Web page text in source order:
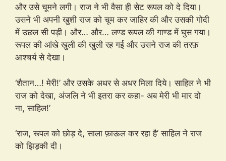
और उसे चूमने लगी। राज ने भी वैसा ही सेट रूपल को दे दिया।
उसने भी अपनी खुशी राज को चूम कर जाहिर की और उसकी गोदी
में उछल सी पड़ी। और… और… लण्ड रूपल की गाण्ड में घुस गया।
रूपल की आंखे खुली की खुली रह गई और उसने राज की तरफ़
आश्चर्य से देखा।
‘शैतान…! मेरी!’ और उसके अधर से अधर मिला दिये। साहिल ने भी
राज को देखा, अंजलि ने भी इतरा कर कहा- अब मेरी भी मार दो
ना, साहिल!’
‘राज, रूपल को छोड़ दे, साला फ़ाऊल कर रहा है’ साहिल ने राज
को झिड़की दी।